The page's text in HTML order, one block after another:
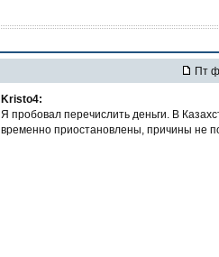
Пт
Kristo4:
Я пробовал перечислить деньги. В
временно приостановлены, причины не